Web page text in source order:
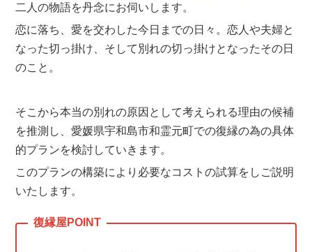
二人の物語を丹念にお伺いします。
恋に落ち、愛を交わした今日までの日々。恋人や夫婦と
なった切っ掛け、そして別れの切っ掛けとなったその日
のこと。
そこから本当の別れの原因として考えられる理由の候補
を推測し、愛媛県宇和島市和霊元町での復縁の為の具体
的プランを検討していきます。
このプランの構築により必要なコストの試算をしご説明
いたします。